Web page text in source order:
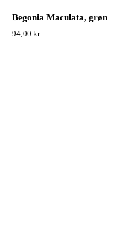
Begonia Maculata, grøn
94,00kr.